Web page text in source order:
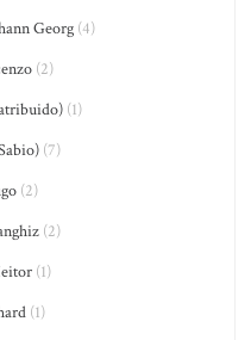
Georg (4)
(2)
(1)
(7)
(2)
(2)
(1)
(1)